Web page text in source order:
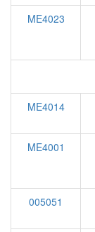
ME4023
ME4014
ME4001
005051